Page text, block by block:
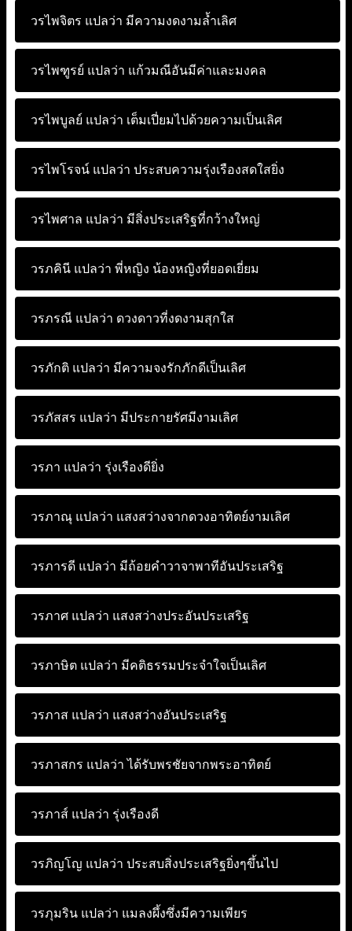
วรไพจิตร แปลว่า มีความงดงามล้ำเลิศ
วรไพฑูรย์ แปลว่า แก้วมณีอันมีค่าและมงคล
วรไพบูลย์ แปลว่า เต็มเปี่ยมไปด้วยความเป็นเลิศ
วรไพโรจน์ แปลว่า ประสบความรุ่งเรืองสดใสยิ่ง
วรไพศาล แปลว่า มีสิ่งประเสริฐที่กว้างใหญ่
วรภคินี แปลว่า พี่หญิง น้องหญิงที่ยอดเยี่ยม
วรภรณี แปลว่า ดวงดาวที่งดงามสุกใส
วรภักติ แปลว่า มีความจงรักภักดีเป็นเลิศ
วรภัสสร แปลว่า มีประกายรัศมีงามเลิศ
วรภา แปลว่า รุ่งเรืองดียิ่ง
วรภาณุ แปลว่า แสงสว่างจากดวงอาทิตย์งามเลิศ
วรภารดี แปลว่า มีถ้อยคำวาจาพาทีอันประเสริฐ
วรภาศ แปลว่า แสงสว่างประอันประเสริฐ
วรภาษิต แปลว่า มีคติธรรมประจำใจเป็นเลิศ
วรภาส แปลว่า แสงสว่างอันประเสริฐ
วรภาสกร แปลว่า ได้รับพรชัยจากพระอาทิตย์
วรภาส์ แปลว่า รุ่งเรืองดี
วรภิญโญ แปลว่า ประสบสิ่งประเสริฐยิ่งๆขึ้นไป
วรภุมริน แปลว่า แมลงผึ้งซึ่งมีความเพียร